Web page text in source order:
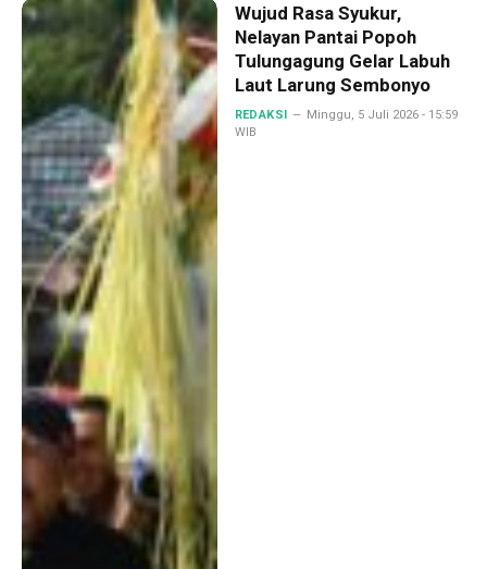
Wujud Rasa Syukur,
Nelayan Pantai Popoh
Tulungagung Gelar Labuh
Laut Larung Sembonyo
REDAKSI
Minggu, 5 Juli 2026 - 15:59
WIB